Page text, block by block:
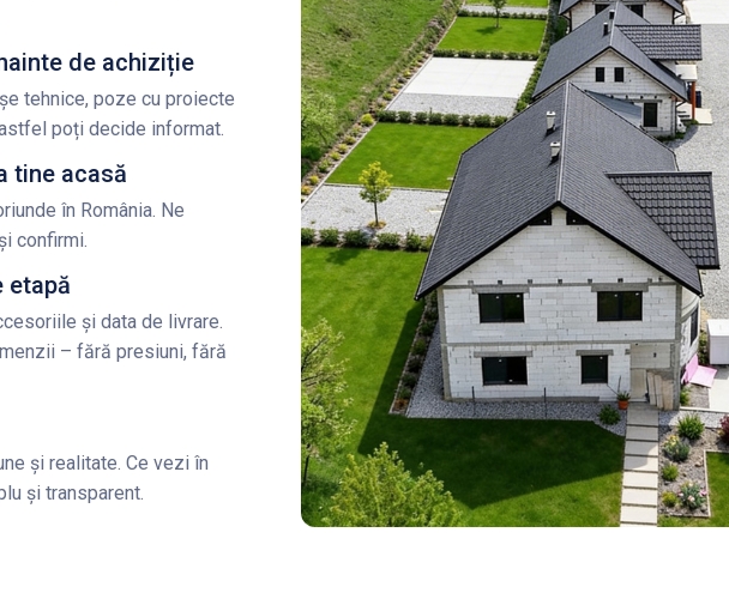
de achiziție
tehnice, poze cu proiecte
poți decide informat.
tine acasă
în România. Ne
confirmi.
etapă
și data de livrare.
– fără presiuni, fără
și realitate. Ce vezi în
și transparent.